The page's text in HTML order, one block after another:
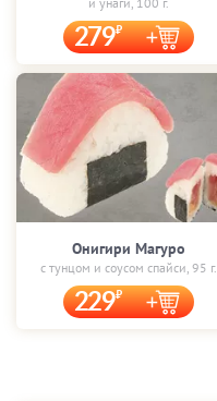
279
Онигири Магуро
с тунцом и соусом спайси, 95 г.
229